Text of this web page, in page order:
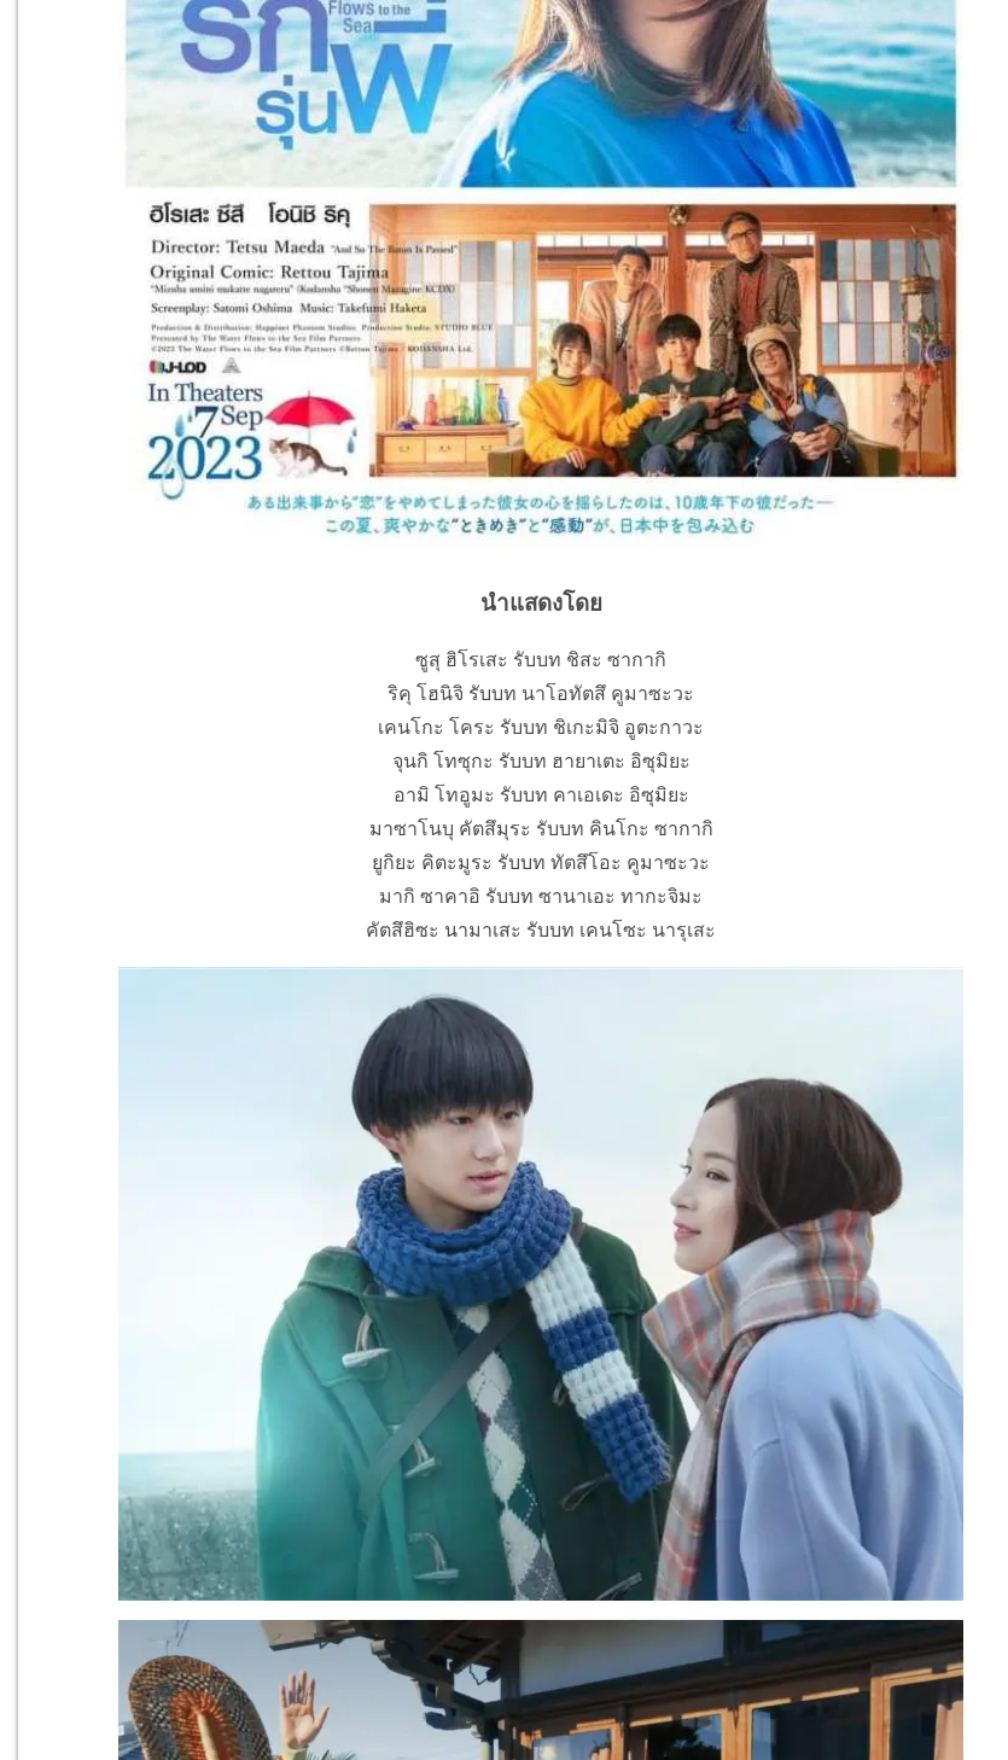
นำแสดงโดย
ซูสุ ฮิโรเสะ รับบท ชิสะ ซากากิ
ริคุ โฮนิจิ รับบท นาโอทัตสึ คูมาซะวะ
เคนโกะ โคระ รับบท ชิเกะมิจิ อูตะกาวะ
จุนกิ โทซุกะ รับบท ฮายาเตะ อิซุมิยะ
อามิ โทอูมะ รับบท คาเอเดะ อิซุมิยะ
มาซาโนบุ คัตสึมุระ รับบท คินโกะ ซากากิ
ยูกิยะ คิตะมูระ รับบท ทัตสึโอะ คูมาซะวะ
มากิ ซาคาอิ รับบท ซานาเอะ ทากะจิมะ
คัตสึฮิซะ นามาเสะ รับบท เคนโซะ นารุเสะ